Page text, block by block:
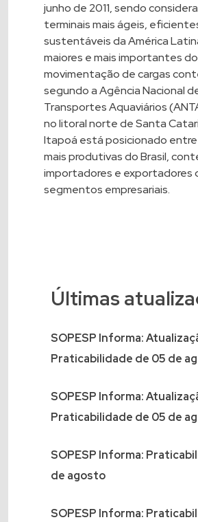
junho de 2011, sendo
terminais mais ágeis,
sustentáveis da América
maiores e mais importantes do
movimentação de cargas
segundo a Agência Nacional
Transportes Aquaviários
no litoral norte de Santa
Itapoá está posicionado entre
mais produtivas do Brasil,
importadores e exportadores
segmentos empresariais.
Últimas
SOPESP Informa:
Praticabilidade de 05 de
SOPESP Informa:
Praticabilidade de 05 de
SOPESP Informa:
de agosto
SOPESP Informa: